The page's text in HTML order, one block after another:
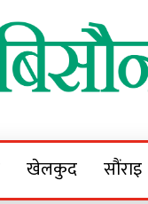
खेलकुद सौंराइ